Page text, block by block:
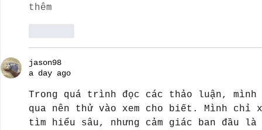
thêm
jason98
a day ago
Trong quá trình đọc các thảo luận,
qua nên thử vào xem cho biết. Mình chỉ
tìm hiểu sâu, nhưng cảm giác ban đầu